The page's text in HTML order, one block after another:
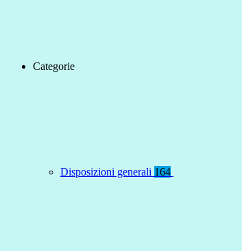
Categorie
Disposizioni generali 164